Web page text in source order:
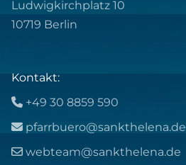
Ludwigkirchplatz 10
10719 Berlin
Kontakt:
 +49 30 8859 590
 pfarrbuero@sankthelena.de
 webteam@sankthelena.de